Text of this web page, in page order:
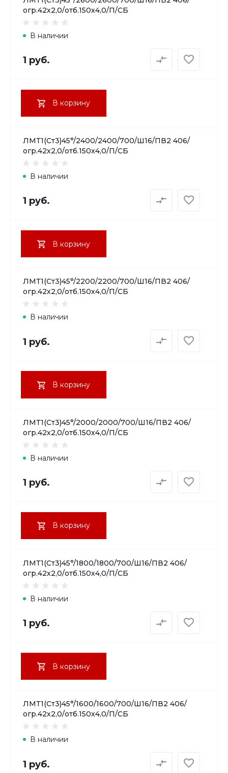
огр.42х2,0/отб.150х4,0/П/СБ
В наличии
1 руб.
В корзину
ЛМТ1(Ст3)45°/2400/2400/700/Ш16/ПВ2 406/
огр.42х2,0/отб.150х4,0/П/СБ
В наличии
1 руб.
В корзину
ЛМТ1(Ст3)45°/2200/2200/700/Ш16/ПВ2 406/
огр.42х2,0/отб.150х4,0/П/СБ
В наличии
1 руб.
В корзину
ЛМТ1(Ст3)45°/2000/2000/700/Ш16/ПВ2 406/
огр.42х2,0/отб.150х4,0/П/СБ
В наличии
1 руб.
В корзину
ЛМТ1(Ст3)45°/1800/1800/700/Ш16/ПВ2 406/
огр.42х2,0/отб.150х4,0/П/СБ
В наличии
1 руб.
В корзину
ЛМТ1(Ст3)45°/1600/1600/700/Ш16/ПВ2 406/
огр.42х2,0/отб.150х4,0/П/СБ
В наличии
1 руб.